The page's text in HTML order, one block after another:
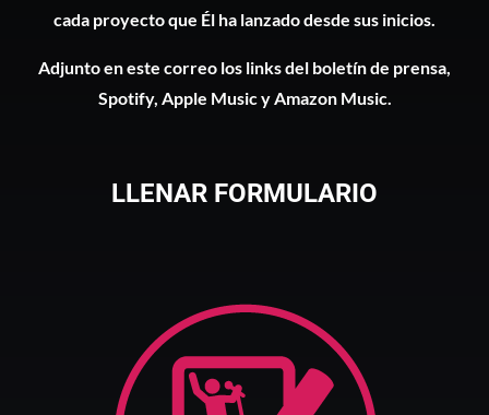
cada proyecto que Él ha lanzado desde sus inicios.
Adjunto en este correo los links del boletín de prensa,
Spotify, Apple Music y Amazon Music.
LLENAR FORMULARIO